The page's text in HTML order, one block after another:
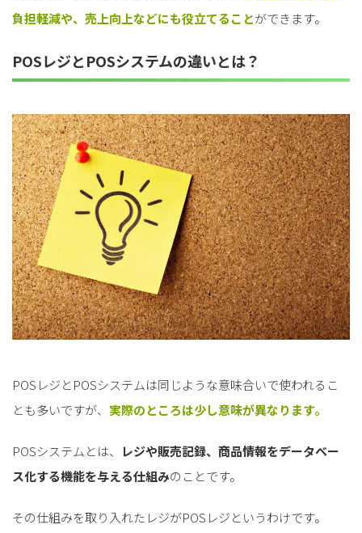
負担軽減や、売上向上などにも役立てることができます。
POSレジとPOSシステムの違いとは？
POSレジとPOSシステムは同じような意味合いで使われるこ
とも多いですが、 実際のところは少し意味が異なります。
POSシステムとは、
レジや販売記録、商品情報をデータベー
ス化する機能を与える仕組みのことです。
その仕組みを取り入れたレジがPOSレジというわけです。